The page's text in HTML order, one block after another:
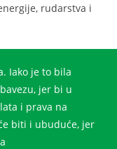
rudarstva i
Iako je to bila
jer bi u
i prava na
biti i ubuduće, jer